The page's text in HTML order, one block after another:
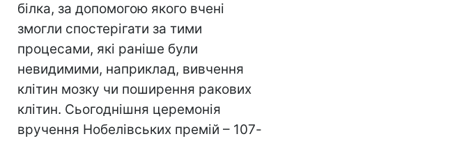
білка, за допомогою якого вчені
змогли спостерігати за тими
процесами, які раніше були
невидимими, наприклад, вивчення
клітин мозку чи поширення ракових
клітин. Сьогоднішня церемонія
вручення Нобелівських премій – 107-